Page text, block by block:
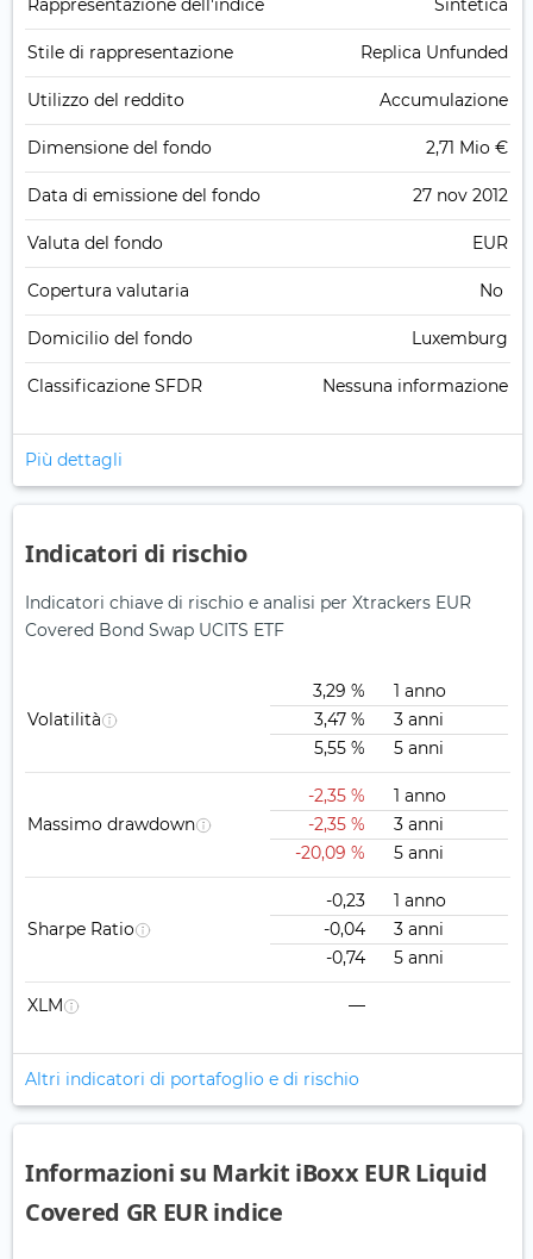
Rappresentazione dell'indice Sintetica
Stile di rappresentazione Replica Unfunded
Utilizzo del reddito Accumulazione
Dimensione del fondo 2,71 Mio €
Data di emissione del fondo 27 nov 2012
Valuta del fondo EUR
Copertura valutaria No
Domicilio del fondo Luxemburg
Classificazione SFDR Nessuna informazione
Più dettagli
Indicatori di rischio
Indicatori chiave di rischio e analisi per Xtrackers EUR
Covered Bond Swap UCITS ETF
Volatilità
3,29 %
1 anno
3,47 %
3 anni
5,55 %
5 anni
Massimo drawdown
-2,35 %
1 anno
-2,35 %
3 anni
-20,09 %
5 anni
Sharpe Ratio
-0,23
1 anno
-0,04
3 anni
-0,74
5 anni
XLM —
Altri indicatori di portafoglio e di rischio
Informazioni su Markit iBoxx EUR Liquid
Covered GR EUR indice